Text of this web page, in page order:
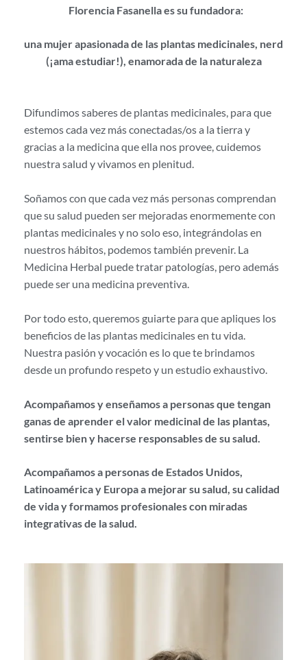
Florencia Fasanella es su fundadora:
una mujer apasionada de las plantas medicinales, nerd
(¡ama estudiar!), enamorada de la naturaleza
Difundimos saberes de plantas medicinales, para que
estemos cada vez más conectadas/os a la tierra y
gracias a la medicina que ella nos provee, cuidemos
nuestra salud y vivamos en plenitud.
Soñamos con que cada vez más personas comprendan
que su salud pueden ser mejoradas enormemente con
plantas medicinales y no solo eso, integrándolas en
nuestros hábitos, podemos también prevenir. La
Medicina Herbal puede tratar patologías, pero además
puede ser una medicina preventiva.
Por todo esto, queremos guiarte para que apliques los
beneficios de las plantas medicinales en tu vida.
Nuestra pasión y vocación es lo que te brindamos
desde un profundo respeto y un estudio exhaustivo.
Acompañamos y enseñamos a personas que tengan
ganas de aprender el valor medicinal de las plantas,
sentirse bien y hacerse responsables de su salud.
Acompañamos a personas de Estados Unidos,
Latinoamérica y Europa a mejorar su salud, su calidad
de vida y formamos profesionales con miradas
integrativas de la salud.